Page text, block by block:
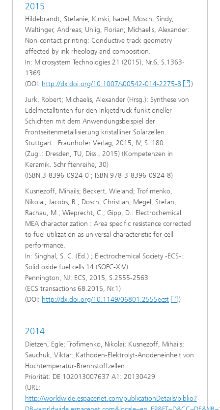
2015
Hildebrandt, Stefanie; Kinski, Isabel; Mosch, Sindy;
Waltinger, Andreas; Uhlig, Florian; Michaelis, Alexander:
Non-contact printing: Conductive track geometry
affected by ink rheology and composition.
In: Microsystem Technologies 21 (2015), Nr.6, S.1363-
1369
(DOI: http://dx.doi.org/10.1007/s00542-014-2275-8
)
Jurk, Robert; Michaelis, Alexander (Hrsg.): Synthese von
Edelmetalltinten für den Inkjetdruck funktioneller
Schichten mit dem Anwendungsbeispiel der
Frontseitenmetallisierung kristalliner Solarzellen.
Stuttgart : Fraunhofer Verlag, 2015, IV, S. 180.
(Zugl.: Dresden, TU, Diss., 2015) (Kompetenzen in
Keramik. Schriftenreihe, 30)
(ISBN 3-8396-0924-0 ; ISBN 978-3-8396-0924-8)
Kusnezoff, Mihails; Beckert, Wieland; Trofimenko,
Nikolai; Jacobs, B.; Dosch, Christian; Megel, Stefan;
Rachau, M.; Wieprecht, C.; Gipp, D.: Electrochemical
MEA characterization : Area specific resistance corrected
to fuel utilization as universal characteristic for cell
performance.
In: Singhal, S. C. (Ed.) ; Electrochemical Society -ECS-:
Solid oxide fuel cells 14 (SOFC-XIV)
Pennington, NJ: ECS, 2015, S.2555-2563
(ECS transactions 68.2015, Nr.1)
(DOI: http://dx.doi.org/10.1149/06801.2555ecst )
2014
Dietzen, Egle; Trofimenko, Nikolai; Kusnezoff, Mihails;
Sauchuk, Viktar: Kathoden-Elektrolyt-Anodeneinheit von
Hochtemperatur-Brennstoffzellen.
Priorität: DE 102013007637 A1: 20130429
(URL:
http://worldwide.espacenet.com/publicationDetails/biblio?